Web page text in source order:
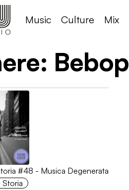
Music Culture Mix
Bebop
#48 - Musica Degenerata
Storia